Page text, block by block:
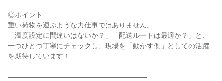
◎ポイント
重い荷物を運ぶような力仕事ではありません。
「温度設定に間違いはないか？」「配送ルートは最適か？」と、
一つひとつ丁寧にチェックし、現場を「動かす側」としての活躍
を期待しています！
――――――――――――――――――――